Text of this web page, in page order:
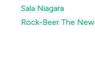
Sala Niagara
Rock-Beer The New